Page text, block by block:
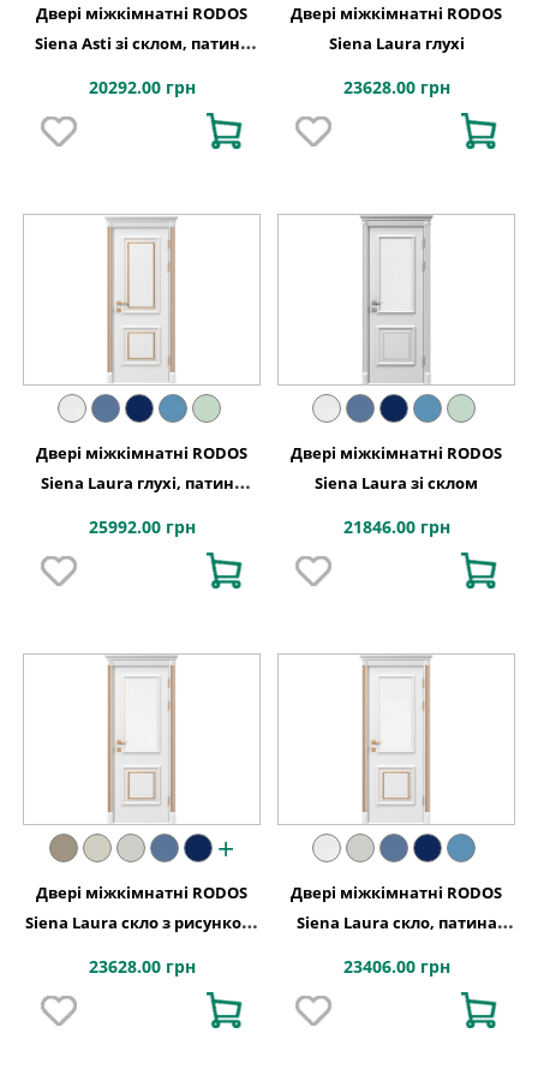
Двері міжкімнатні RODOS
Siena Asti зі склом, патина
20292.00 грн
Двері міжкімнатні RODOS
Siena Laura глухі
23628.00 грн
Двері міжкімнатні RODOS
Siena Laura глухі, патина
25992.00 грн
Двері міжкімнатні RODOS
Siena Laura зі склом
21846.00 грн
+
Двері міжкімнатні RODOS
Siena Laura скло з рисунком,
23628.00 грн
Двері міжкімнатні RODOS
Siena Laura скло, патина
23406.00 грн